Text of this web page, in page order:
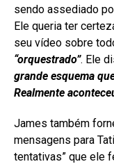
sendo assediado
Ele queria ter
seu vídeo sobre
“orquestrado”. Ele
grande esquema
Realmente
James também
mensagens para
tentativas” que ele